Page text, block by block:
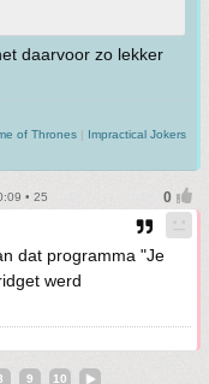
daarvoor zo lekker
of Thrones | Impractical Jokers
• 25
dat programma "Je
werd
9 10